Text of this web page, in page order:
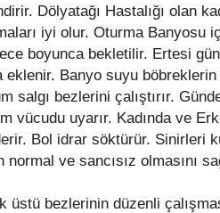
Dölyatağı Hastalığı olan
iyi olur. Oturma Banyosu
boyunca bekletilir. Ertesi
eklenir. Banyo suyu böbreklerin
salgı bezlerini çalıştırır.
vücudu uyarır. Kadında ve
Bol idrar söktürür. Sinirleri
normal ve sancısız olmasını
üstü bezlerinin düzenli